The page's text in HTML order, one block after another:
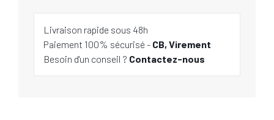
Livraison rapide sous 48h
Paiement 100% sécurisé - CB, Virement
Besoin d'un conseil ? Contactez-nous